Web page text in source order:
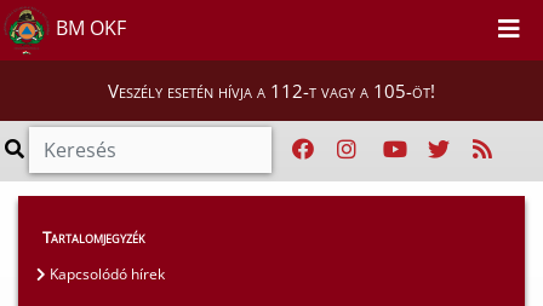
BM OKF
Veszély esetén hívja a 112-t vagy a 105-öt!
Lakosság >
Tartalomjegyzék
Kapcsolódó hírek